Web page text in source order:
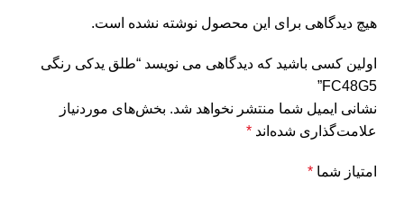
هیچ دیدگاهی برای این محصول نوشته نشده است.
اولین کسی باشید که دیدگاهی می نویسد “طلق یدکی رنگی
FC48G5”
نشانی ایمیل شما منتشر نخواهد شد. بخش‌های موردنیاز
علامت‌گذاری شده‌اند *
امتیاز شما *